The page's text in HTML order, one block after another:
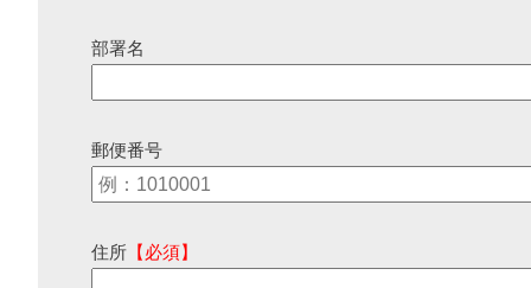
部署名
郵便番号
住所 【必須】